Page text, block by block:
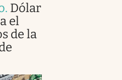
. Dólar
el
de la